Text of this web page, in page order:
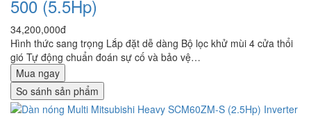
500 (5.5Hp)
34,200,000đ
Hình thức sang trọng Lắp đặt dễ dàng Bộ lọc khử mùi 4 cửa thổi
gió Tự động chuẩn đoán sự cố và bảo vệ…
Mua ngay
So sánh sản phẩm